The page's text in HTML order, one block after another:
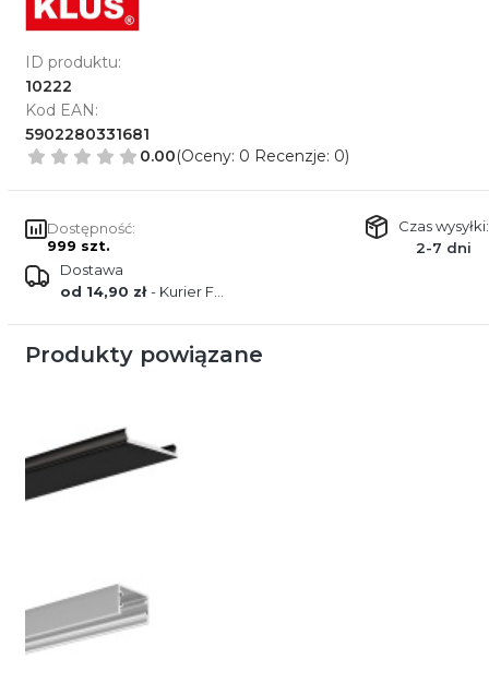
ID produktu:
10222
Kod EAN:
5902280331681
0.00(Oceny: 0 Recenzje: 0)
Dostępność:
999 szt.
Czas wysyłki:
2-7 dni
Dostawa
od 14,90 zł- Kurier FEDEX
Produkty powiązane